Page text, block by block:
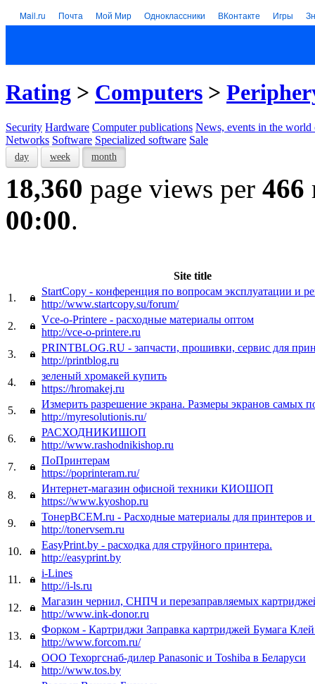
Mail.ru Почта Мой Мир Одноклассники ВКонтакте Игры
Rating > Computers >
Security Hardware Computer publications News, events in the world
Networks Software Specialized software Sale
day week month
18,360 page views per 466
00:00.
Site title
1.
StartCopy - конференция по вопросам эксплуатации и
http://www.startcopy.su/forum/
2.
Vce-o-Printere - расходные материалы оптом
http://vce-o-printere.ru
3.
PRINTBLOG.RU - запчасти, прошивки, сервис для
http://printblog.ru
4.
зеленый хромакей купить
https://hromakej.ru
5.
Измерить разрешение экрана. Размеры экранов самых
http://myresolutionis.ru/
6.
РАСХОДНИКИШОП
http://www.rashodnikishop.ru
7.
ПоПринтерам
https://poprinteram.ru/
8.
Интернет-магазин офисной техники КИОШОП
https://www.kyoshop.ru
9.
ТонерВСЕМ.ru - Расходные материалы для принтеров
http://tonervsem.ru
10.
EasyPrint.by - расходка для струйного принтера.
http://easyprint.by
11.
i-Lines
http://i-ls.ru
12.
Магазин чернил, СНПЧ и перезаправляемых
http://www.ink-donor.ru
13.
Форком - Картриджи Заправка картриджей Бумага Клей
http://www.forcom.ru/
14.
ООО Техоргснаб-дилер Panasonic и Toshiba в Беларуси
http://www.tos.by